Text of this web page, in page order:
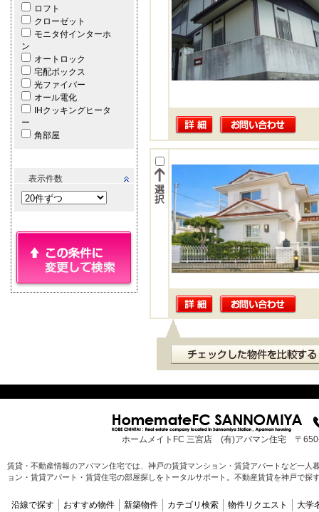
ロフト
クローゼット
モニタ付インターホ
ン
オートロック
宅配ボックス
光ファイバー
オール電化
IHクッキングヒータ
ー
角部屋
表示件数
ホームメイトFC 三宮店 (有)アパマン住宅 〒
賃貸・不動産情報のアパマン住宅では、神戸の賃貸マンション・賃貸アパートなど一
ョン・賃貸アパート・賃貸住宅の部屋探しをトータルサポート。不動産賃貸を神戸で
沿線で探す おすすめ物件 新築物件 カテゴリ検索 物件リクエスト 大学